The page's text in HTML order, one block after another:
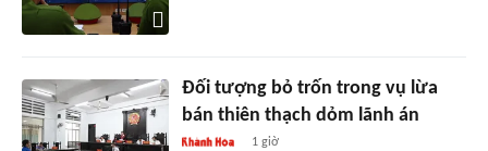
Đối tượng bỏ trốn trong vụ lừa
bán thiên thạch dỏm lãnh án
1 giờ